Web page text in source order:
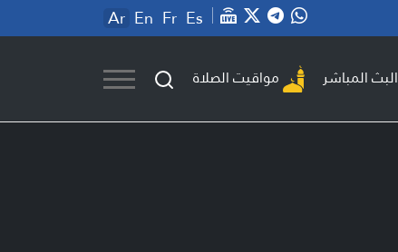
Ar En Fr Es
البث المباشر مواقيت الصلاة